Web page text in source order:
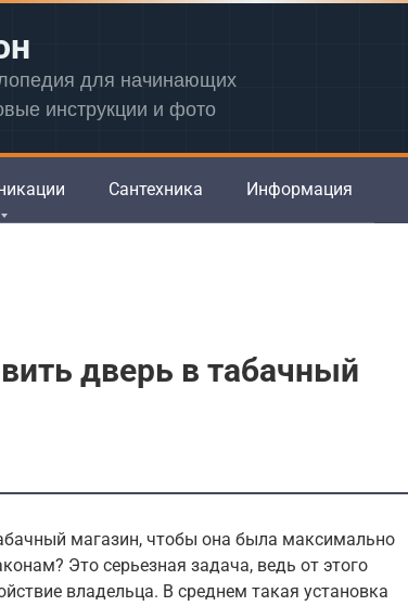
для начинающих
инструкции и фото
Сантехника Информация
дверь в табачный
магазин, чтобы она была максимально
Это серьезная задача, ведь от этого
владельца. В среднем такая установка